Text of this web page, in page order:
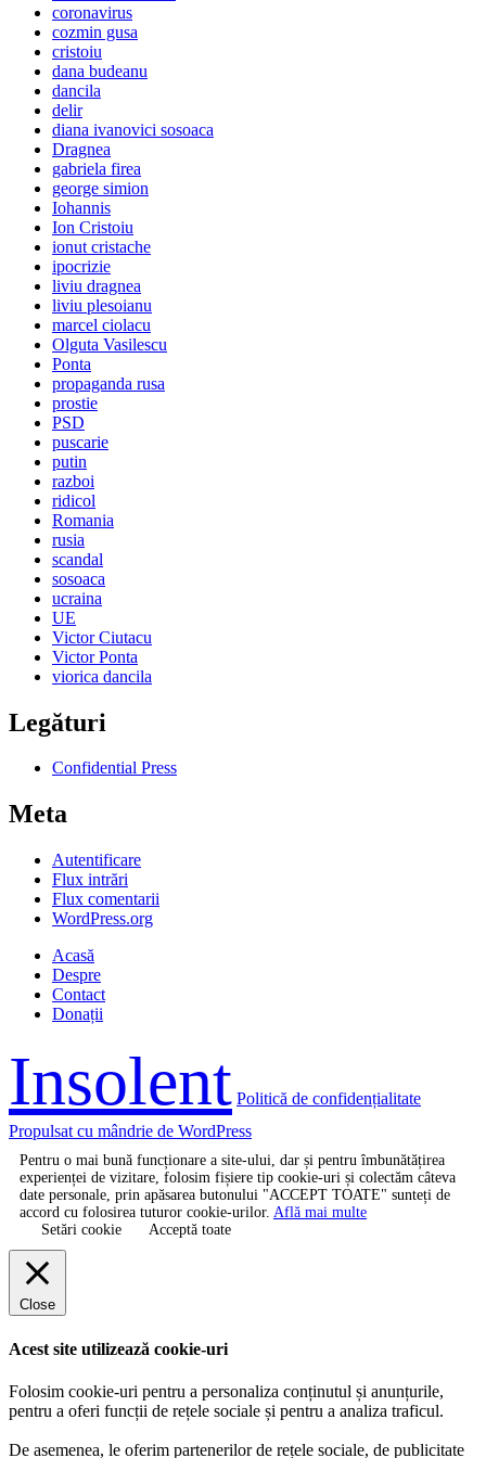
coronavirus
cozmin gusa
cristoiu
dana budeanu
dancila
delir
diana ivanovici sosoaca
Dragnea
gabriela firea
george simion
Iohannis
Ion Cristoiu
ionut cristache
ipocrizie
liviu dragnea
liviu plesoianu
marcel ciolacu
Olguta Vasilescu
Ponta
propaganda rusa
prostie
PSD
puscarie
putin
razboi
ridicol
Romania
rusia
scandal
sosoaca
ucraina
UE
Victor Ciutacu
Victor Ponta
viorica dancila
Legături
Confidential Press
Meta
Autentificare
Flux intrări
Flux comentarii
WordPress.org
Acasă
Despre
Contact
Donații
Insolent Politică de confidențialitate
Propulsat cu mândrie de WordPress
Pentru o mai bună funcționare a site-ului, dar și pentru îmbunătățirea
experienței de vizitare, folosim fișiere tip cookie-uri și colectăm câteva
date personale, prin apăsarea butonului "ACCEPT TOATE" sunteți de
accord cu folosirea tuturor cookie-urilor. Află mai multe
Setări cookie
Acceptă toate
Close
Acest site utilizează cookie-uri
Folosim cookie-uri pentru a personaliza conținutul și anunțurile,
pentru a oferi funcții de rețele sociale și pentru a analiza traficul.
De asemenea, le oferim partenerilor de rețele sociale, de publicitate